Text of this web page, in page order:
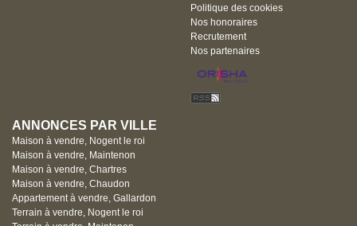
Politique des cookies
Nos honoraires
Recrutement
Nos partenaires
ANNONCES PAR VILLE
Maison à vendre, Nogent le roi
Maison à vendre, Maintenon
Maison à vendre, Chartres
Maison à vendre, Chaudon
Appartement à vendre, Gallardon
Terrain à vendre, Nogent le roi